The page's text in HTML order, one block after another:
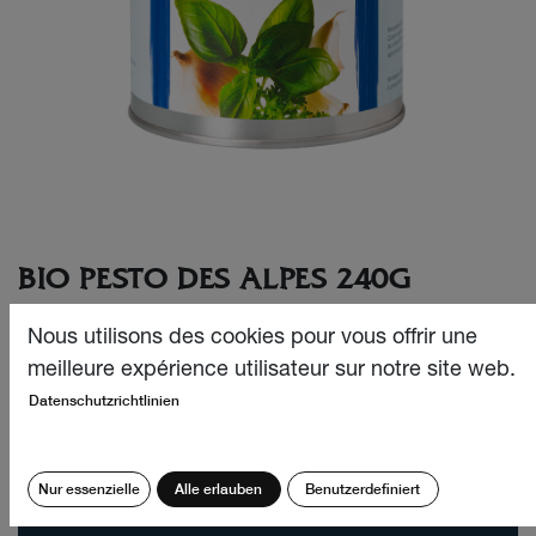
BIO PESTO DES ALPES 240G
Le Pesto des Alpes au bon goût de basilic cultivé dans les
Alpes suisses, en boîte de recharge.
CHF37.90
Quantité:
Nous utilisons des cookies pour vous offrir une
meilleure expérience utilisateur sur notre site web.
Datenschutzrichtlinien
Nur essenzielle Alle erlauben Benutzerdefiniert